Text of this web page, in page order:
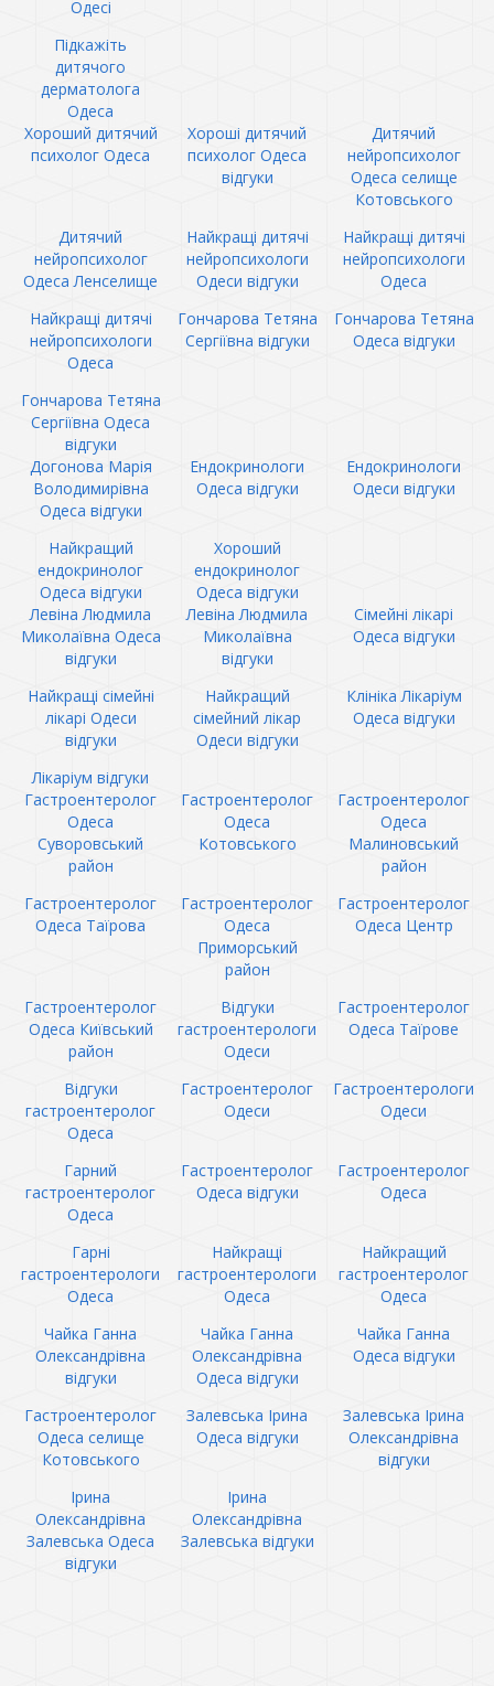
Одесі
Підкажіть
дитячого
дерматолога
Одеса
Хороший дитячий
психолог Одеса
Хороші дитячий
психолог Одеса
відгуки
Дитячий
нейропсихолог
Одеса селище
Котовського
Дитячий
нейропсихолог
Одеса Ленселище
Найкращі дитячі
нейропсихологи
Одеси відгуки
Найкращі дитячі
нейропсихологи
Одеса
Найкращі дитячі
нейропсихологи
Одеса
Гончарова Тетяна
Сергіївна відгуки
Гончарова Тетяна
Одеса відгуки
Гончарова Тетяна
Сергіївна Одеса
відгуки
Догонова Марія
Володимирівна
Одеса відгуки
Ендокринологи
Одеса відгуки
Ендокринологи
Одеси відгуки
Найкращий
ендокринолог
Одеса відгуки
Хороший
ендокринолог
Одеса відгуки
Левіна Людмила
Миколаївна Одеса
відгуки
Левіна Людмила
Миколаївна
відгуки
Сімейні лікарі
Одеса відгуки
Найкращі сімейні
лікарі Одеси
відгуки
Найкращий
сімейний лікар
Одеси відгуки
Клініка Лікаріум
Одеса відгуки
Лікаріум відгуки
Гастроентеролог
Одеса
Суворовський
район
Гастроентеролог
Одеса
Котовського
Гастроентеролог
Одеса
Малиновський
район
Гастроентеролог
Одеса Таїрова
Гастроентеролог
Одеса
Приморський
район
Гастроентеролог
Одеса Центр
Гастроентеролог
Одеса Київський
район
Відгуки
гастроентерологи
Одеси
Гастроентеролог
Одеса Таїрове
Відгуки
гастроентеролог
Одеса
Гастроентеролог
Одеси
Гастроентерологи
Одеси
Гарний
гастроентеролог
Одеса
Гастроентеролог
Одеса відгуки
Гастроентеролог
Одеса
Гарні
гастроентерологи
Одеса
Найкращі
гастроентерологи
Одеса
Найкращий
гастроентеролог
Одеса
Чайка Ганна
Олександрівна
відгуки
Чайка Ганна
Олександрівна
Одеса відгуки
Чайка Ганна
Одеса відгуки
Гастроентеролог
Одеса селище
Котовського
Залевська Ірина
Одеса відгуки
Залевська Ірина
Олександрівна
відгуки
Ірина
Олександрівна
Залевська Одеса
відгуки
Ірина
Олександрівна
Залевська відгуки